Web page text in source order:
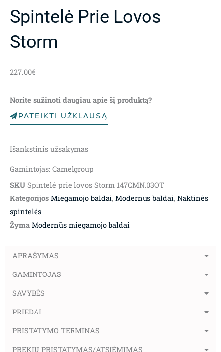
Spintelė Prie Lovos
Storm
227.00€
Norite sužinoti daugiau apie šį produktą?
PATEIKTI UŽKLAUSĄ
Išankstinis užsakymas
Gamintojas: Camelgroup
SKU Spintelė prie lovos Storm 147CMN.03OT
Kategorijos Miegamojo baldai, Modernūs baldai, Naktinės
spintelės
Žyma Modernūs miegamojo baldai
APRAŠYMAS
GAMINTOJAS
SAVYBĖS
PRIEDAI
PRISTATYMO TERMINAS
PREKIŲ PRISTATYMAS/ATSIĖMIMAS